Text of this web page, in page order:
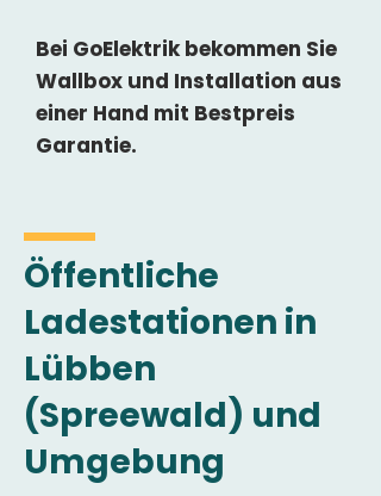
Bei GoElektrik bekommen Sie
Wallbox und Installation aus
einer Hand mit Bestpreis
Garantie.
Öffentliche
Ladestationen in
Lübben
(Spreewald) und
Umgebung